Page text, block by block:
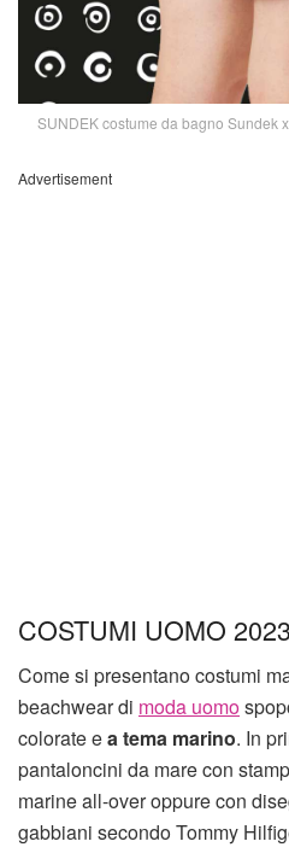
SUNDEK costume da bagno Sundek
Advertisement
COSTUMI UOMO 2023
Come si presentano costumi
beachwear di moda uomo
colorate ea tema marino. In
pantaloncini da mare con
marine all-over oppure con
gabbiani secondo Tommy